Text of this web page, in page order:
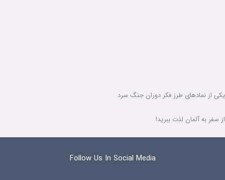
یکی از نمادهای طرز فکر دوران جنگ سرد
از سفر به آلمان لذت ببرید!
Follow Us In Social Media